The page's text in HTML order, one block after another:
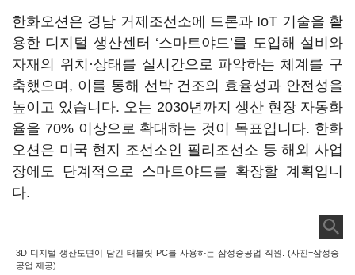
한화오션은 경남 거제조선소에 드론과 IoT 기술을 활
용한 디지털 생산센터 ‘스마트야드’를 도입해 설비와
자재의 위치·상태를 실시간으로 파악하는 체계를 구
축했으며, 이를 통해 선박 건조의 효율성과 안전성을
높이고 있습니다. 오는 2030년까지 생산 현장 자동화
율을 70% 이상으로 확대하는 것이 목표입니다. 한화
오션은 미국 현지 조선소인 필리조선소 등 해외 사업
장에도 단계적으로 스마트야드를 확장할 계획입니
다.
3D 디지털 생산도면이 담긴 태블릿 PC를 사용하는 삼성중공업 직원. (사진=삼성중
공업 제공)